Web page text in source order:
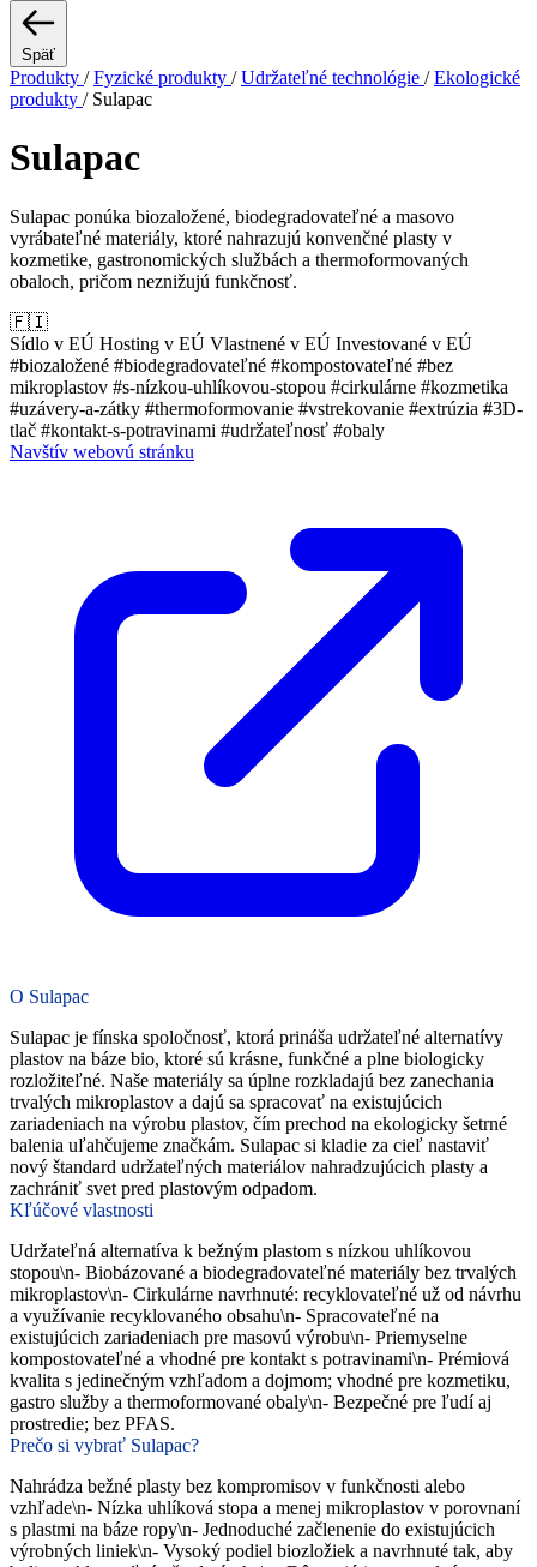
Späť
Produkty / Fyzické produkty / Udržateľné technológie / Ekologické
produkty / Sulapac
Sulapac
Sulapac ponúka biozaložené, biodegradovateľné a masovo
vyrábateľné materiály, ktoré nahrazujú konvenčné plasty v
kozmetike, gastronomických službách a thermoformovaných
obaloch, pričom neznižujú funkčnosť.
🇫🇮
Sídlo v EÚ Hosting v EÚ Vlastnené v EÚ Investované v EÚ
#biozaložené #biodegradovateľné #kompostovateľné #bez
mikroplastov #s-nízkou-uhlíkovou-stopou #cirkulárne #kozmetika
#uzávery-a-zátky #thermoformovanie #vstrekovanie #extrúzia #3D-
tlač #kontakt-s-potravinami #udržateľnosť #obaly
Navštív webovú stránku
O Sulapac
Sulapac je fínska spoločnosť, ktorá prináša udržateľné alternatívy
plastov na báze bio, ktoré sú krásne, funkčné a plne biologicky
rozložiteľné. Naše materiály sa úplne rozkladajú bez zanechania
trvalých mikroplastov a dajú sa spracovať na existujúcich
zariadeniach na výrobu plastov, čím prechod na ekologicky šetrné
balenia uľahčujeme značkám. Sulapac si kladie za cieľ nastaviť
nový štandard udržateľných materiálov nahradzujúcich plasty a
zachrániť svet pred plastovým odpadom.
Kľúčové vlastnosti
Udržateľná alternatíva k bežným plastom s nízkou uhlíkovou
stopou\n- Biobázované a biodegradovateľné materiály bez trvalých
mikroplastov\n- Cirkulárne navrhnuté: recyklovateľné už od návrhu
a využívanie recyklovaného obsahu\n- Spracovateľné na
existujúcich zariadeniach pre masovú výrobu\n- Priemyselne
kompostovateľné a vhodné pre kontakt s potravinami\n- Prémiová
kvalita s jedinečným vzhľadom a dojmom; vhodné pre kozmetiku,
gastro služby a thermoformované obaly\n- Bezpečné pre ľudí aj
prostredie; bez PFAS.
Prečo si vybrať Sulapac?
Nahrádza bežné plasty bez kompromisov v funkčnosti alebo
vzhľade\n- Nízka uhlíková stopa a menej mikroplastov v porovnaní
s plastmi na báze ropy\n- Jednoduché začlenenie do existujúcich
výrobných liniek\n- Vysoký podiel biozložiek a navrhnuté tak, aby